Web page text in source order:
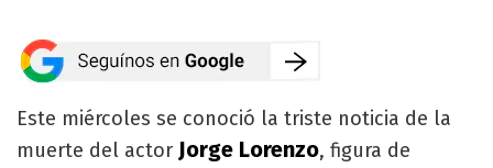
Este miércoles se conoció la triste noticia de la
muerte del actor Jorge Lorenzo, figura de